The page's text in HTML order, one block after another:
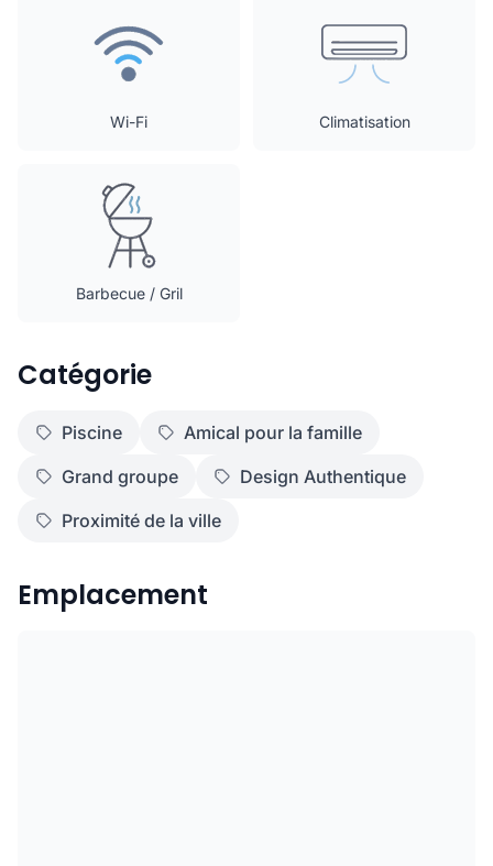
Wi-Fi Climatisation
Barbecue / Gril
Catégorie
Piscine
Amical pour la famille
Grand groupe
Design Authentique
Proximité de la ville
Emplacement